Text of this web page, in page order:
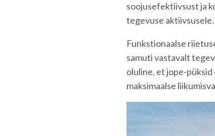
soojusefektiivsust ja
tegevuse aktiivsusele.
Funkstionaalse
samuti vastavalt
oluline, et jope-püksid
maksimaalse